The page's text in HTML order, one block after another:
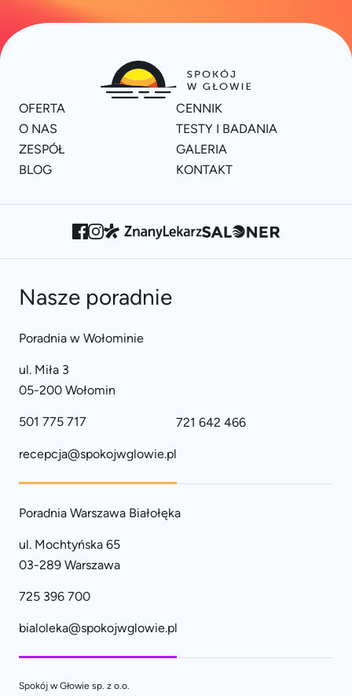
OFERTA
CENNIK
O NAS
TESTY I BADANIA
ZESPÓŁ
GALERIA
BLOG
KONTAKT
Nasze poradnie
Poradnia w Wołominie
ul. Miła 3
05-200 Wołomin
501 775 717 721 642 466
recepcja@spokojwglowie.pl
Poradnia Warszawa Białołęka
ul. Mochtyńska 65
03-289 Warszawa
725 396 700
bialoleka@spokojwglowie.pl
Spokój w Głowie sp. z o.o.